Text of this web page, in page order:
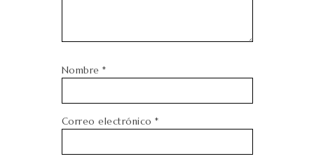
Nombre *
Correo electrónico *